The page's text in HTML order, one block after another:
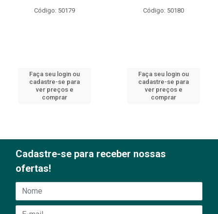
Código: 50179
Faça seu login ou
cadastre-se para
ver preços e
comprar
Código: 50180
Faça seu login ou
cadastre-se para
ver preços e
comprar
Cadastre-se para receber nossas
ofertas!